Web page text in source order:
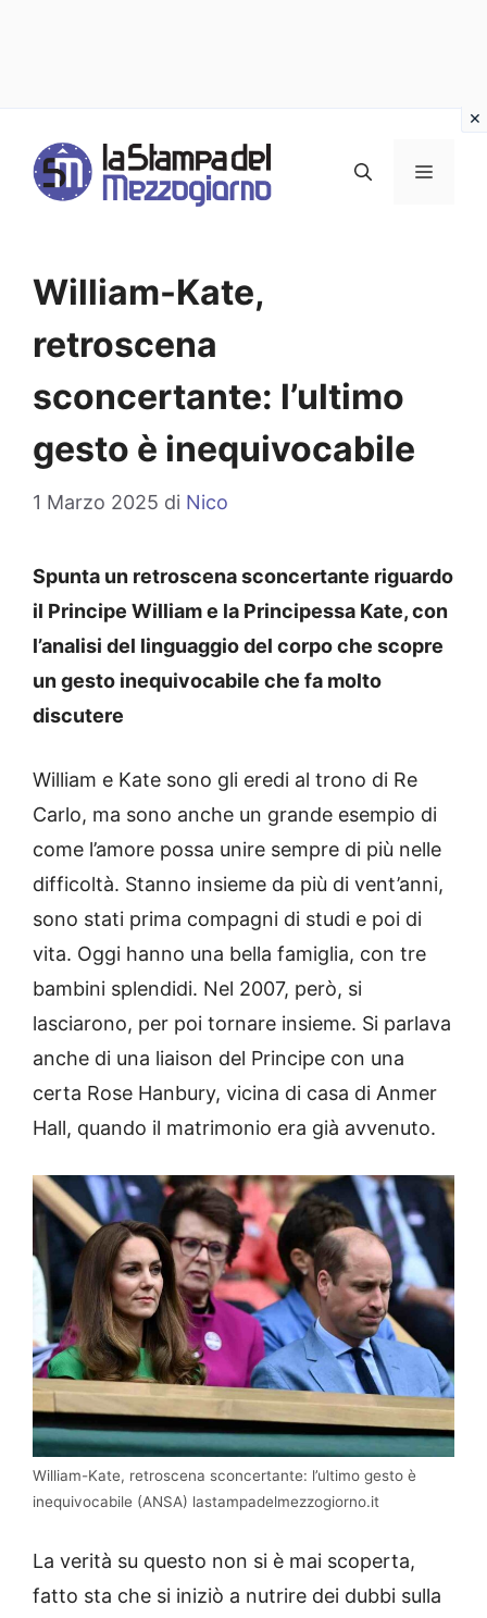
contenuto
MENU
William-Kate,
retroscena
sconcertante: l’ultimo
gesto è inequivocabile
1 Marzo 2025 di Nico
Spunta un retroscena sconcertante riguardo
il Principe William e la Principessa Kate, con
l’analisi del linguaggio del corpo che scopre
un gesto inequivocabile che fa molto
discutere
William e Kate sono gli eredi al trono di Re
Carlo, ma sono anche un grande esempio di
come l’amore possa unire sempre di più nelle
difficoltà. Stanno insieme da più di vent’anni,
sono stati prima compagni di studi e poi di
vita. Oggi hanno una bella famiglia, con tre
bambini splendidi. Nel 2007, però, si
lasciarono, per poi tornare insieme. Si parlava
anche di una liaison del Principe con una
certa Rose Hanbury, vicina di casa di Anmer
Hall, quando il matrimonio era già avvenuto.
William-Kate, retroscena sconcertante: l’ultimo gesto è
inequivocabile (ANSA) lastampadelmezzogiorno.it
La verità su questo non si è mai scoperta,
fatto sta che si iniziò a nutrire dei dubbi sulla